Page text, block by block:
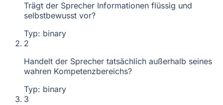
Trägt der Sprecher Informationen flüssig und
selbstbewusst vor?
Typ: binary
2
Handelt der Sprecher tatsächlich außerhalb seines
wahren Kompetenzbereichs?
Typ: binary
3